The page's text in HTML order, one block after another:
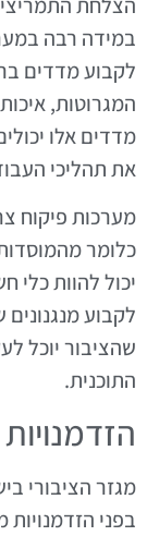
במידה רבה
לקבוע מדדים
המגרוטות,
מדדים אלו
את תהליכי
מערכות פיקוח
כלומר
יכול להוות כלי
לקבוע
שהציבור יוכל
התוכנית.
מגזר הציבורי
בפני